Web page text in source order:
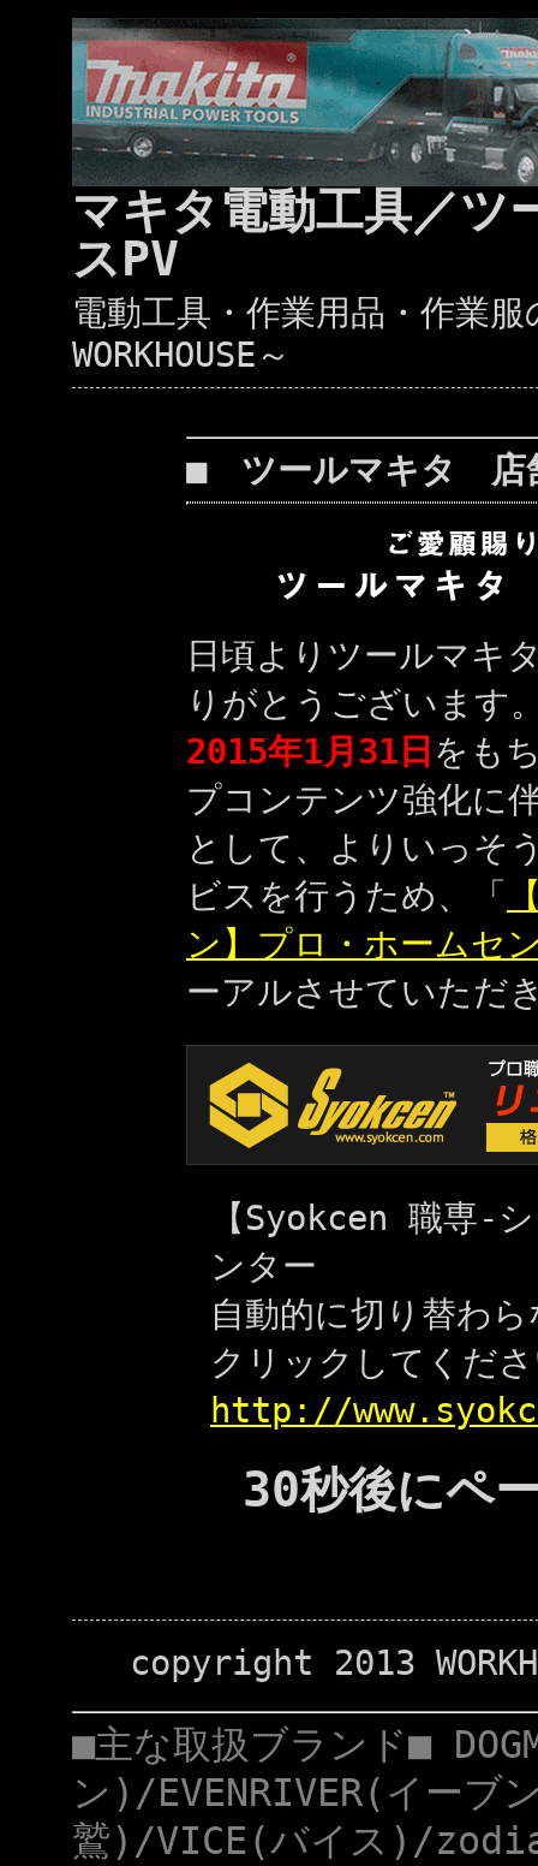
マキタ電動工具／
スPV
電動工具・作業用品・作
WORKHOUSE～
■ ツールマキタ 店
日頃よりツールマキ
りがとうございます
2015年1月31日 をも
プコンテンツ強化に
として、よりいっそ
ビスを行うため、「
ン】プロ・ホームセ
ーアルさせていただ
【Syokcen 職専-
ンター
自動的に切り替わ
クリックしてくだ
http://
30秒後にペ
copyright 2013
■主な取扱ブランド■
ン)/EVENRIVER(イーブ
鷲)/VICE(バイス)/